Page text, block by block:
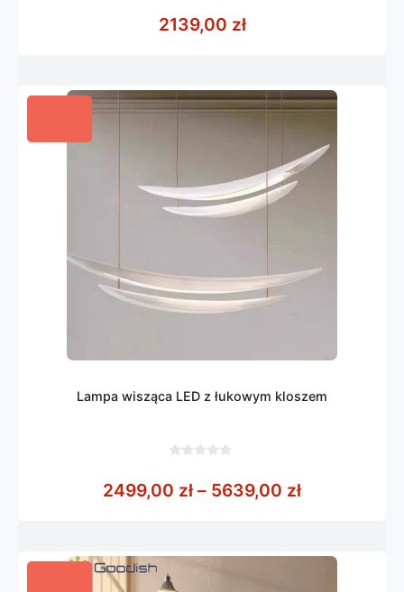
5
2139,00 zł
Lampa wisząca LED z łukowym kloszem
5
2499,00 zł – 5639,00 złZakres cen: